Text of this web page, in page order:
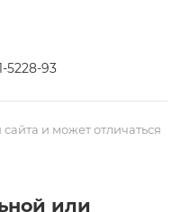
5228-93
и может отличаться
или